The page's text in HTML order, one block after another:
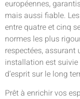
européennes,
mais aussi fiable.
entre quatre et cinq
normes les plus
respectées,
installation est
d’esprit sur le long
Prêt à enrichir vos